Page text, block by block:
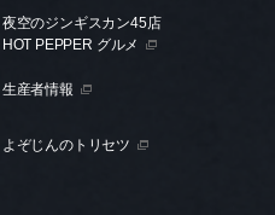
夜空のジンギスカン45店
HOT PEPPER グルメ
生産者情報
よぞじんのトリセツ